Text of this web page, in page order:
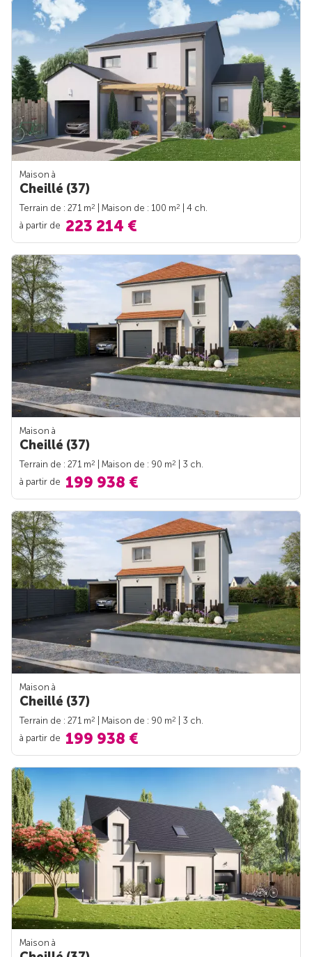
Maison à
Cheillé (37)
Terrain de : 271 m2 | Maison de : 100 m2
| 4 ch.
à partir de 223 214 €
Maison à
Cheillé (37)
Terrain de : 271 m2 | Maison de : 90 m2
| 3 ch.
à partir de 199 938 €
Maison à
Cheillé (37)
Terrain de : 271 m2 | Maison de : 90 m2
| 3 ch.
à partir de 199 938 €
Maison à